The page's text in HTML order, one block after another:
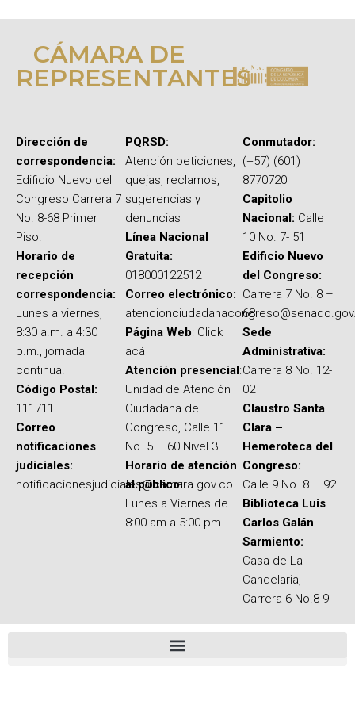
CÁMARA DE
REPRESENTANTES
Dirección de
correspondencia:
Edificio Nuevo del
Congreso Carrera 7
No. 8-68 Primer
Piso.
Horario de
recepción
correspondencia:
Lunes a viernes,
8:30 a.m. a 4:30
p.m., jornada
continua.
Código Postal:
111711
Correo
notificaciones
judiciales:
notificacionesjudiciales@camara.gov.co
PQRSD:
Atención peticiones,
quejas, reclamos,
sugerencias y
denuncias
Línea Nacional
Gratuita:
018000122512
Correo electrónico:
Página Web: Click
acá
Atención presencial:
Unidad de Atención
Ciudadana del
Congreso, Calle 11
No. 5 – 60 Nivel 3
Horario de atención
al público:
Lunes a Viernes de
8:00 am a 5:00 pm
Conmutador:
(+57) (601)
8770720
Capitolio
Nacional: Calle
10 No. 7- 51
Edificio Nuevo
del Congreso:
Carrera 7 No. 8 –
68
Sede
Administrativa:
Carrera 8 No. 12-
02
Claustro Santa
Clara –
Hemeroteca del
Congreso:
Calle 9 No. 8 – 92
Biblioteca Luis
Carlos Galán
Sarmiento:
Casa de La
Candelaria,
Carrera 6 No.8-9